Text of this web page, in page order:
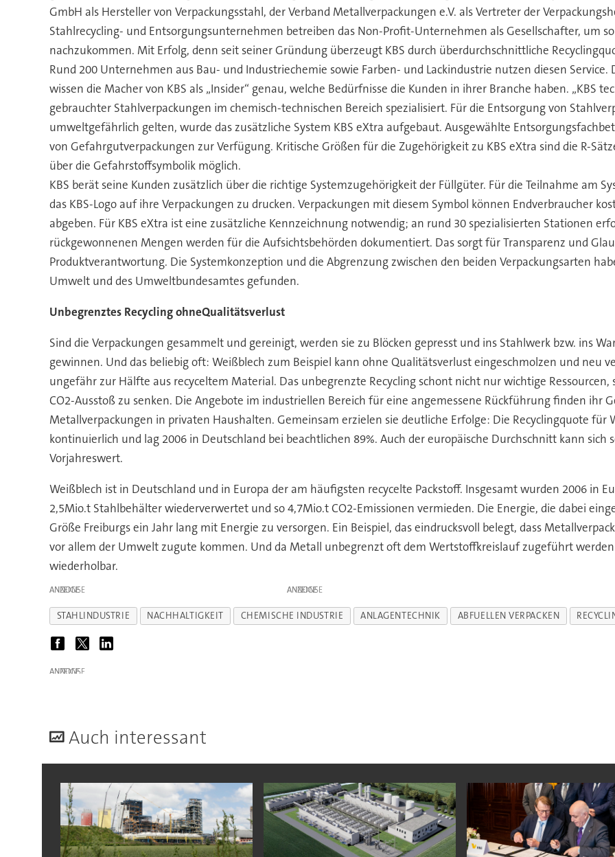
GmbH als Hersteller von Verpackungsstahl, der Verband Metallverpackungen e.V. als Vertreter der
Stahlrecycling- und Entsorgungsunternehmen betreiben das Non-Profit-Unternehmen als Gesellschafter, um
nachzukommen. Mit Erfolg, denn seit seiner Gründung überzeugt KBS durch überdurchschnittliche
Rund 200 Unternehmen aus Bau- und Industriechemie sowie Farben- und Lackindustrie nutzen diesen
wissen die Macher von KBS als „Insider“ genau, welche Bedürfnisse die Kunden in ihrer Branche haben. „KBS
gebrauchter Stahlverpackungen im chemisch-technischen Bereich spezialisiert. Für die Entsorgung von
umweltgefährlich gelten, wurde das zusätzliche System KBS eXtra aufgebaut. Ausgewählte
von Gefahrgutverpackungen zur Verfügung. Kritische Größen für die Zugehörigkeit zu KBS eXtra sind die R-
über die Gefahrstoffsymbolik möglich.
KBS berät seine Kunden zusätzlich über die richtige Systemzugehörigkeit der Füllgüter. Für die Teilnahme am
das KBS-Logo auf ihre Verpackungen zu drucken. Verpackungen mit diesem Symbol können Endverbraucher
abgeben. Für KBS eXtra ist eine zusätzliche Kennzeichnung notwendig; an rund 30 spezialisierten Stationen
rückgewonnenen Mengen werden für die Aufsichtsbehörden dokumentiert. Das sorgt für Transparenz und
Produktverantwortung. Die Systemkonzeption und die Abgrenzung zwischen den beiden Verpackungsarten
Umwelt und des Umweltbundesamtes gefunden.
Unbegrenztes Recycling ohneQualitätsverlust
Sind die Verpackungen gesammelt und gereinigt, werden sie zu Blöcken gepresst und ins Stahlwerk bzw. ins
gewinnen. Und das beliebig oft: Weißblech zum Beispiel kann ohne Qualitätsverlust eingeschmolzen und neu
ungefähr zur Hälfte aus recyceltem Material. Das unbegrenzte Recycling schont nicht nur wichtige
CO2-Ausstoß zu senken. Die Angebote im industriellen Bereich für eine angemessene Rückführung finden ihr
Metallverpackungen in privaten Haushalten. Gemeinsam erzielen sie deutliche Erfolge: Die Recyclingquote für
kontinuierlich und lag 2006 in Deutschland bei beachtlichen 89%. Auch der europäische Durchschnitt kann sich
Vorjahreswert.
Weißblech ist in Deutschland und in Europa der am häufigsten recycelte Packstoff. Insgesamt wurden 2006 in
2,5Mio.t Stahlbehälter wiederverwertet und so 4,7Mio.t CO2-Emissionen vermieden. Die Energie, die dabei
Größe Freiburgs ein Jahr lang mit Energie zu versorgen. Ein Beispiel, das eindrucksvoll belegt, dass
vor allem der Umwelt zugute kommen. Und da Metall unbegrenzt oft dem Wertstoffkreislauf zugeführt
wiederholbar.
ANZEIGE ANZEIGE
STAHLINDUSTRIE NACHHALTIGKEIT CHEMISCHE INDUSTRIE ANLAGENTECHNIK ABFUELLEN VERPACKEN
ANZEIGE
Auch interessant